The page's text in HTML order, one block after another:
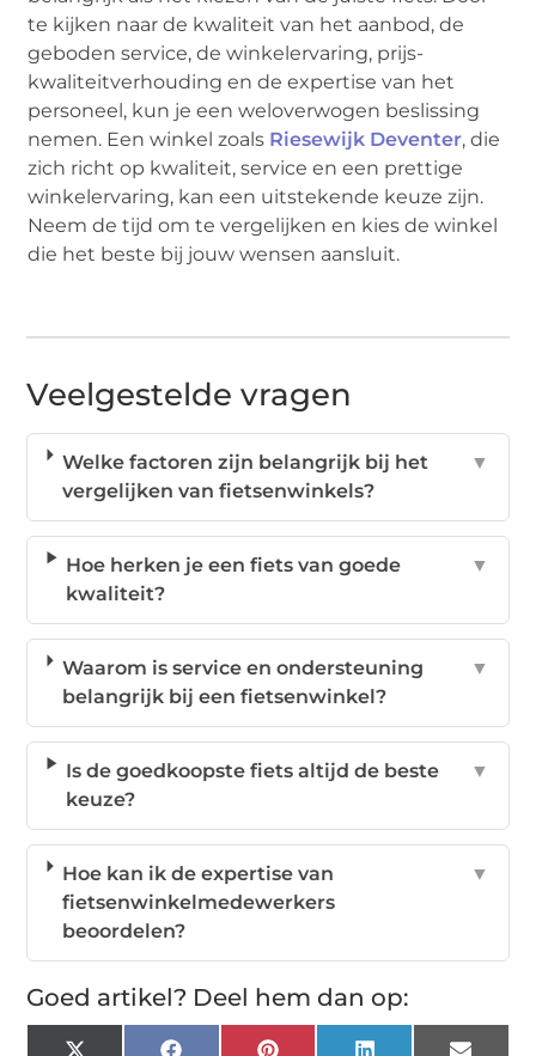
te kijken naar de kwaliteit van het aanbod, de
geboden service, de winkelervaring, prijs-
kwaliteitverhouding en de expertise van het
personeel, kun je een weloverwogen beslissing
nemen. Een winkel zoals Riesewijk Deventer, die
zich richt op kwaliteit, service en een prettige
winkelervaring, kan een uitstekende keuze zijn.
Neem de tijd om te vergelijken en kies de winkel
die het beste bij jouw wensen aansluit.
Veelgestelde vragen
Welke factoren zijn belangrijk bij het
vergelijken van fietsenwinkels?
▼
Hoe herken je een fiets van goede
kwaliteit?
▼
Waarom is service en ondersteuning
belangrijk bij een fietsenwinkel?
▼
Is de goedkoopste fiets altijd de beste
keuze?
▼
Hoe kan ik de expertise van
fietsenwinkelmedewerkers
beoordelen?
▼
Goed artikel? Deel hem dan op: